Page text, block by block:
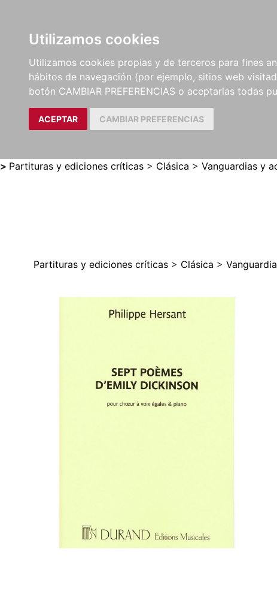
Utilizamos cookies
Utilizamos cookies propias y de terceros para fines
hábitos de navegación (por ejemplo, sitios web
botón CAMBIAR PREFERENCIAS o aceptarlas todas
ACEPTAR CAMBIAR PREFERENCIAS
LIBROS
MÉTODOS Y
EJERCICIOS
PARTITURAS Y EDICIONES
CRÍTICAS
> Partituras y ediciones críticas > Clásica > Vanguardias y
Partituras y ediciones críticas > Clásica >